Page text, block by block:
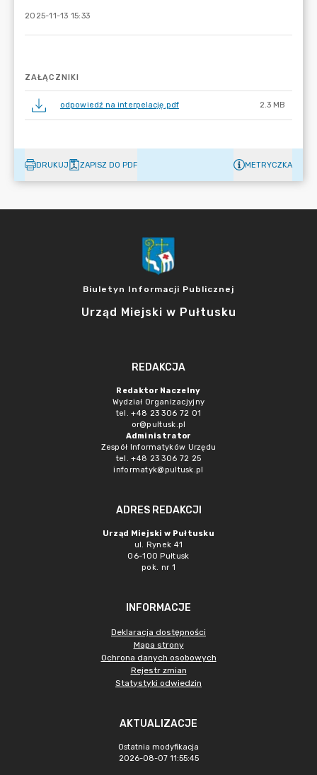
2025-11-13 15:33
ZAŁĄCZNIKI
odpowiedź na interpelację.pdf 2.3 MB
DRUKUJ ZAPISZ DO PDF METRYCZKA
Biuletyn Informacji Publicznej
Urząd Miejski w Pułtusku
REDAKCJA
Redaktor Naczelny
Wydział Organizacjyjny
tel. +48 23 306 72 01
or@pultusk.pl
Administrator
Zespół Informatyków Urzędu
tel. +48 23 306 72 25
informatyk@pultusk.pl
ADRES REDAKCJI
Urząd Miejski w Pułtusku
ul. Rynek 41
06-100 Pułtusk
pok. nr 1
INFORMACJE
Deklaracja dostępności
Mapa strony
Ochrona danych osobowych
Rejestr zmian
Statystyki odwiedzin
AKTUALIZACJE
Ostatnia modyfikacja
2026-08-07 11:55:45